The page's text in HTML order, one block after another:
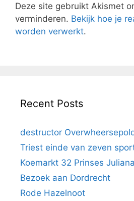
Deze site gebruikt Akismet
verminderen. Bekijk hoe je
worden verwerkt.
Recent Posts
destructor
Triest einde van zeven
Koemarkt 32 Prinses Juliana
Bezoek aan Dordrecht
Rode Hazelnoot